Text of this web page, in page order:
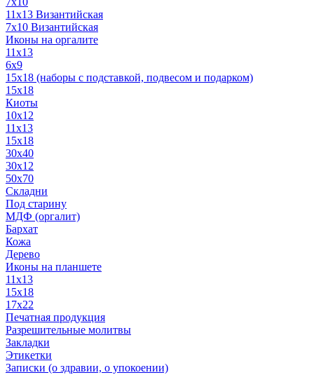
11x13 Византийская
7x10 Византийская
Иконы на оргалите
11x13
6x9
15х18 (наборы с подставкой, подвесом и подарком)
15x18
Киоты
10x12
11x13
15x18
30x40
30х12
50x70
Складни
Под старину
МДФ (оргалит)
Бархат
Кожа
Дерево
Иконы на планшете
11х13
15х18
17х22
Печатная продукция
Разрешительные молитвы
Закладки
Этикетки
Записки (о здравии, о упокоении)